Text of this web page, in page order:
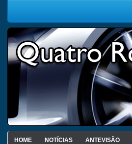
HOME NOTÍCIAS ANTEVISÃO